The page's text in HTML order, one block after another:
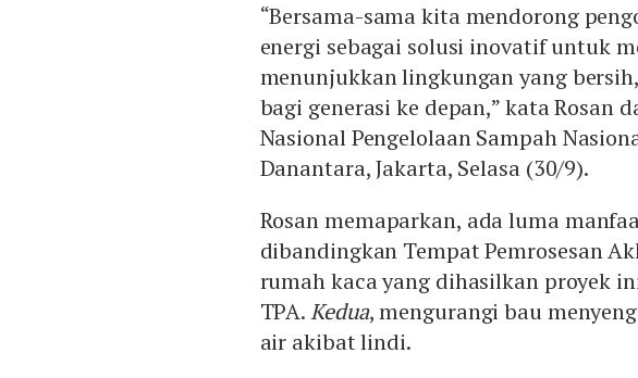
“Bersama-sama kita mendorong
energi sebagai solusi inovatif untuk
menunjukkan lingkungan yang
bagi generasi ke depan,” kata Rosan
Nasional Pengelolaan Sampah
Danantara, Jakarta, Selasa (30/9).
Rosan memaparkan, ada luma
dibandingkan Tempat Pemrosesan
rumah kaca yang dihasilkan proyek
TPA.Kedua, mengurangi bau
air akibat lindi.